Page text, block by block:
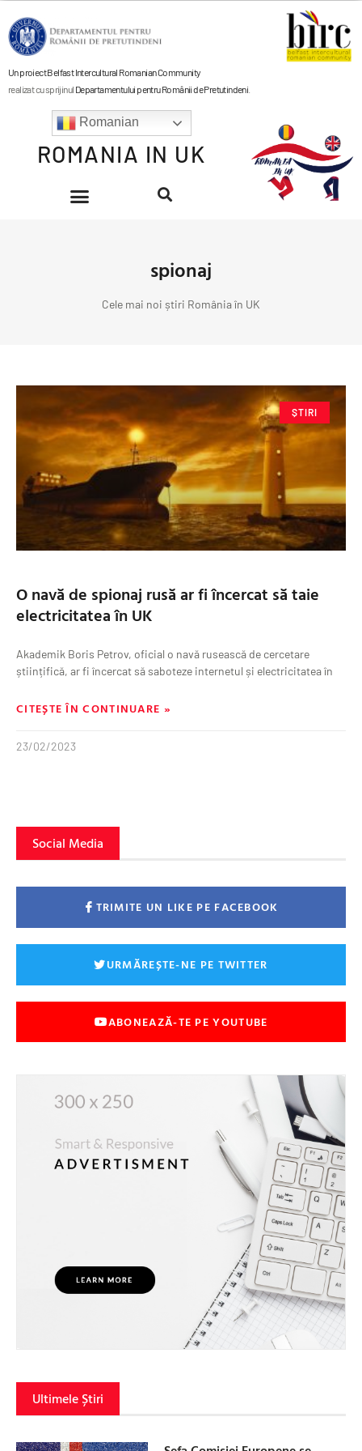
Romanian
ROMANIA IN UK
Un proiect Belfast Intercultural Romanian Community
realizat cu sprijinul Departamentului pentru Românii de Pretutindeni
spionaj
Cele mai noi știri România în UK
ȘTIRI
O navă de spionaj rusă ar fi încercat să taie
electricitatea în UK
Akademik Boris Petrov, oficial o navă rusească de cercetare
științifică, ar fi încercat să saboteze internetul și electricitatea în
CITEȘTE ÎN CONTINUARE »
23/02/2023
Social Media
TRIMITE UN LIKE PE FACEBOOK
URMĂREȘTE-NE PE TWITTER
ABONEAZĂ-TE PE YOUTUBE
Ultimele Știri